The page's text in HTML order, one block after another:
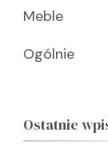
Meble
Ogólnie
Ostatnie